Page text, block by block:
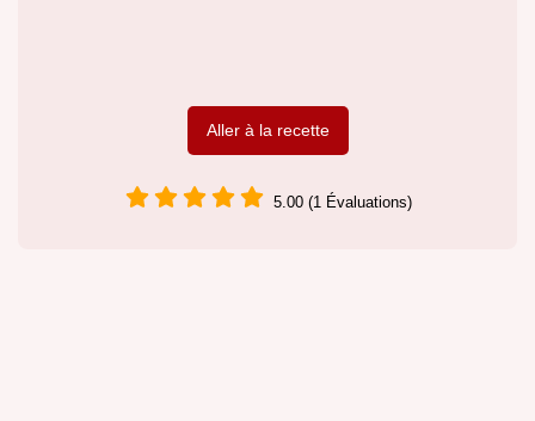
Aller à la recette
5.00 (1 Évaluations)